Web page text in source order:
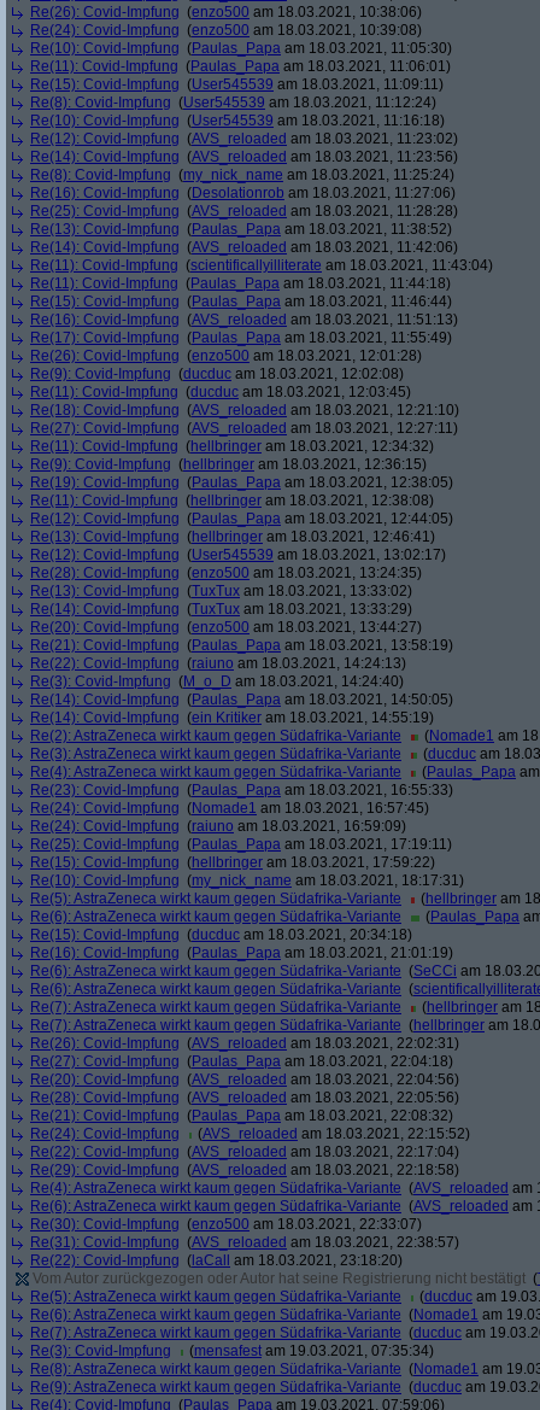
Re(26): Covid-Impfung (enzo500 am 18.03.2021, 10:38:06)
Re(24): Covid-Impfung (enzo500 am 18.03.2021, 10:39:08)
Re(10): Covid-Impfung (Paulas_Papa am 18.03.2021, 11:05:30)
Re(11): Covid-Impfung (Paulas_Papa am 18.03.2021, 11:06:01)
Re(15): Covid-Impfung (User545539 am 18.03.2021, 11:09:11)
Re(8): Covid-Impfung (User545539 am 18.03.2021, 11:12:24)
Re(10): Covid-Impfung (User545539 am 18.03.2021, 11:16:18)
Re(12): Covid-Impfung (AVS_reloaded am 18.03.2021, 11:23:02)
Re(14): Covid-Impfung (AVS_reloaded am 18.03.2021, 11:23:56)
Re(8): Covid-Impfung (my_nick_name am 18.03.2021, 11:25:24)
Re(16): Covid-Impfung (Desolationrob am 18.03.2021, 11:27:06)
Re(25): Covid-Impfung (AVS_reloaded am 18.03.2021, 11:28:28)
Re(13): Covid-Impfung (Paulas_Papa am 18.03.2021, 11:38:52)
Re(14): Covid-Impfung (AVS_reloaded am 18.03.2021, 11:42:06)
Re(11): Covid-Impfung (scientificallyilliterate am 18.03.2021, 11:43:04)
Re(11): Covid-Impfung (Paulas_Papa am 18.03.2021, 11:44:18)
Re(15): Covid-Impfung (Paulas_Papa am 18.03.2021, 11:46:44)
Re(16): Covid-Impfung (AVS_reloaded am 18.03.2021, 11:51:13)
Re(17): Covid-Impfung (Paulas_Papa am 18.03.2021, 11:55:49)
Re(26): Covid-Impfung (enzo500 am 18.03.2021, 12:01:28)
Re(9): Covid-Impfung (ducduc am 18.03.2021, 12:02:08)
Re(11): Covid-Impfung (ducduc am 18.03.2021, 12:03:45)
Re(18): Covid-Impfung (AVS_reloaded am 18.03.2021, 12:21:10)
Re(27): Covid-Impfung (AVS_reloaded am 18.03.2021, 12:27:11)
Re(11): Covid-Impfung (hellbringer am 18.03.2021, 12:34:32)
Re(9): Covid-Impfung (hellbringer am 18.03.2021, 12:36:15)
Re(19): Covid-Impfung (Paulas_Papa am 18.03.2021, 12:38:05)
Re(11): Covid-Impfung (hellbringer am 18.03.2021, 12:38:08)
Re(12): Covid-Impfung (Paulas_Papa am 18.03.2021, 12:44:05)
Re(13): Covid-Impfung (hellbringer am 18.03.2021, 12:46:41)
Re(12): Covid-Impfung (User545539 am 18.03.2021, 13:02:17)
Re(28): Covid-Impfung (enzo500 am 18.03.2021, 13:24:35)
Re(13): Covid-Impfung (TuxTux am 18.03.2021, 13:33:02)
Re(14): Covid-Impfung (TuxTux am 18.03.2021, 13:33:29)
Re(20): Covid-Impfung (enzo500 am 18.03.2021, 13:44:27)
Re(21): Covid-Impfung (Paulas_Papa am 18.03.2021, 13:58:19)
Re(22): Covid-Impfung (raiuno am 18.03.2021, 14:24:13)
Re(3): Covid-Impfung (M_o_D am 18.03.2021, 14:24:40)
Re(14): Covid-Impfung (Paulas_Papa am 18.03.2021, 14:50:05)
Re(14): Covid-Impfung (ein Kritiker am 18.03.2021, 14:55:19)
Re(2): AstraZeneca wirkt kaum gegen Südafrika-Variante
(Nomade1 am
Re(3): AstraZeneca wirkt kaum gegen Südafrika-Variante
(ducduc am
Re(4): AstraZeneca wirkt kaum gegen Südafrika-Variante
(Paulas_Papa
Re(23): Covid-Impfung (Paulas_Papa am 18.03.2021, 16:55:33)
Re(24): Covid-Impfung (Nomade1 am 18.03.2021, 16:57:45)
Re(24): Covid-Impfung (raiuno am 18.03.2021, 16:59:09)
Re(25): Covid-Impfung (Paulas_Papa am 18.03.2021, 17:19:11)
Re(15): Covid-Impfung (hellbringer am 18.03.2021, 17:59:22)
Re(10): Covid-Impfung (my_nick_name am 18.03.2021, 18:17:31)
Re(5): AstraZeneca wirkt kaum gegen Südafrika-Variante
(hellbringer am
Re(6): AstraZeneca wirkt kaum gegen Südafrika-Variante
(Paulas_Papa
Re(15): Covid-Impfung (ducduc am 18.03.2021, 20:34:18)
Re(16): Covid-Impfung (Paulas_Papa am 18.03.2021, 21:01:19)
Re(6): AstraZeneca wirkt kaum gegen Südafrika-Variante (SeCCi am
Re(6): AstraZeneca wirkt kaum gegen Südafrika-Variante (
Re(7): AstraZeneca wirkt kaum gegen Südafrika-Variante
(hellbringer am
Re(7): AstraZeneca wirkt kaum gegen Südafrika-Variante (hellbringer am
Re(26): Covid-Impfung (AVS_reloaded am 18.03.2021, 22:02:31)
Re(27): Covid-Impfung (Paulas_Papa am 18.03.2021, 22:04:18)
Re(20): Covid-Impfung (AVS_reloaded am 18.03.2021, 22:04:56)
Re(28): Covid-Impfung (AVS_reloaded am 18.03.2021, 22:05:56)
Re(21): Covid-Impfung (Paulas_Papa am 18.03.2021, 22:08:32)
Re(24): Covid-Impfung
(AVS_reloaded am 18.03.2021, 22:15:52)
Re(22): Covid-Impfung (AVS_reloaded am 18.03.2021, 22:17:04)
Re(29): Covid-Impfung (AVS_reloaded am 18.03.2021, 22:18:58)
Re(4): AstraZeneca wirkt kaum gegen Südafrika-Variante (AVS_reloaded am
Re(6): AstraZeneca wirkt kaum gegen Südafrika-Variante (AVS_reloaded am
Re(30): Covid-Impfung (enzo500 am 18.03.2021, 22:33:07)
Re(31): Covid-Impfung (AVS_reloaded am 18.03.2021, 22:38:57)
Re(22): Covid-Impfung ( laCall
am 18.03.2021, 23:18:20)
Vom Autor zurückgezogen oder Autor hat seine Registrierung nicht bestätigt (
Re(5): AstraZeneca wirkt kaum gegen Südafrika-Variante
(ducduc am
Re(6): AstraZeneca wirkt kaum gegen Südafrika-Variante (Nomade1 am
Re(7): AstraZeneca wirkt kaum gegen Südafrika-Variante (ducduc am
Re(3): Covid-Impfung
(mensafest am 19.03.2021, 07:35:34)
Re(8): AstraZeneca wirkt kaum gegen Südafrika-Variante (Nomade1 am
Re(9): AstraZeneca wirkt kaum gegen Südafrika-Variante (ducduc am
Re(4): Covid-Impfung (Paulas_Papa am 19.03.2021, 07:59:06)